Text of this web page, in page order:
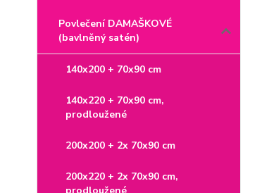
Povlečení DAMAŠKOVÉ
(bavlněný satén)
140x200 + 70x90 cm
140x220 + 70x90 cm,
prodloužené
200x200 + 2x 70x90 cm
200x220 + 2x 70x90 cm,